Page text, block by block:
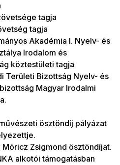
tagja
tagja
Akadémia I. Nyelv- és
Irodalom és
köztestületi tagja
Területi Bizottság Nyelv- és
Magyar Irodalmi
ösztöndíj pályázat
Zsigmond ösztöndíjat.
alkotói támogatásban